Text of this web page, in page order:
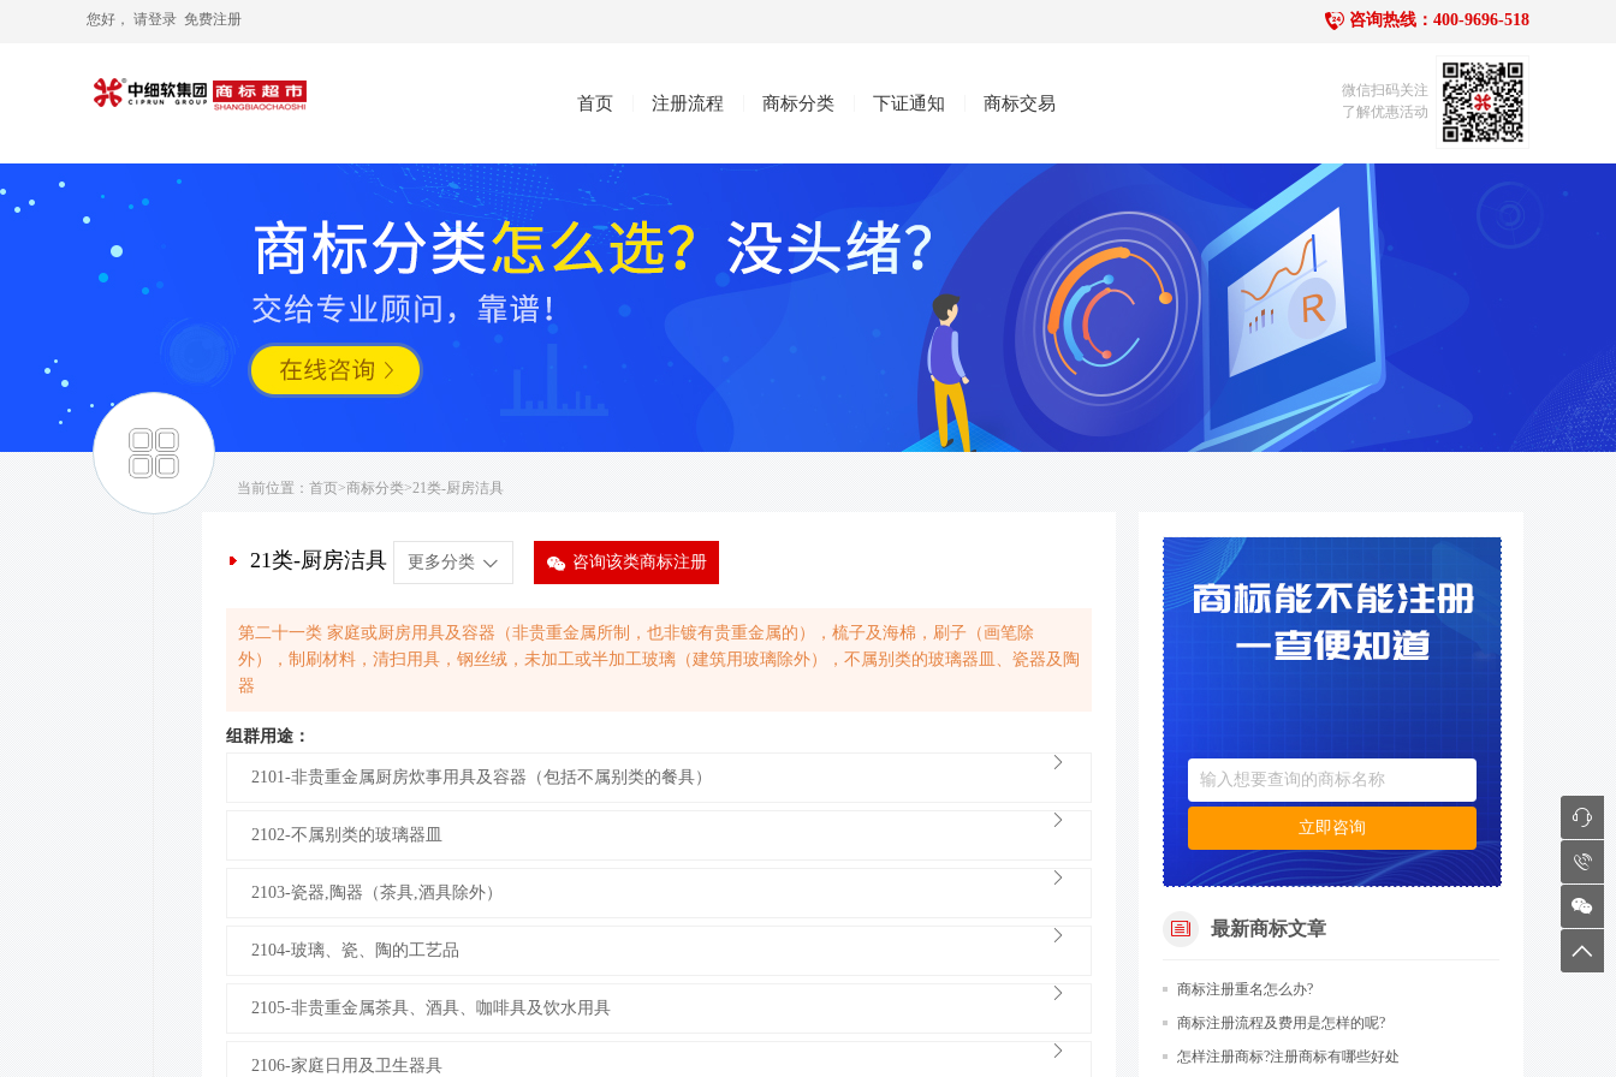
您好， 请登录 免费注册 1 咨询热线：400-9696-518
首页 注册流程 商标分类 下证通知 商标交易
微信扫码关注
了解优惠活动
当前位置： 首页>商标分类>21类-厨房洁具
21类-厨房洁具 更多分类 b 9 咨询该类商标注册
第二十一类 家庭或厨房用具及容器（非贵重金属所制，也非镀有贵重金属的），梳子及海棉，刷子（画笔除
外），制刷材料，清扫用具，钢丝绒，未加工或半加工玻璃（建筑用玻璃除外），不属别类的玻璃器皿、瓷器及陶
器
组群用途：
2101-非贵重金属厨房炊事用具及容器（包括不属别类的餐具）
2
2102-不属别类的玻璃器皿
2
2103-瓷器,陶器（茶具,酒具除外）
2
2104-玻璃、瓷、陶的工艺品
2
2105-非贵重金属茶具、酒具、咖啡具及饮水用具
2
2106-家庭日用及卫生器具
2
立即咨询
最新商标文章
商标注册​重名怎么办?
商标注册流程及费用是怎样的呢?
怎样注册商标?注册商标有哪些好处
7
8
9
6